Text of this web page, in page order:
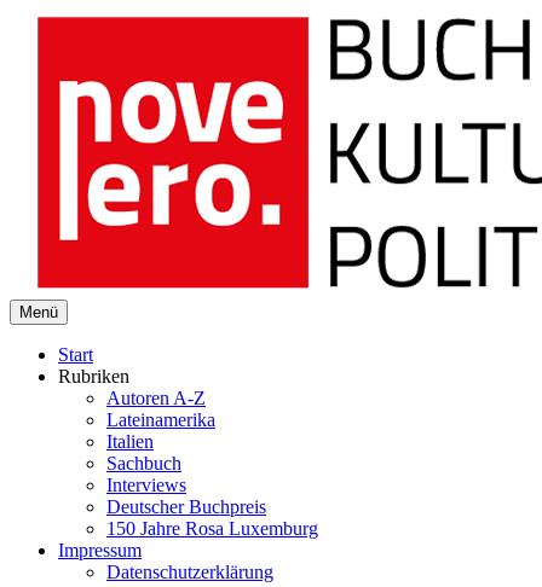
Buch Kultur Politik
Menü
Start
Rubriken
Autoren A-Z
Lateinamerika
Italien
Sachbuch
Interviews
Deutscher Buchpreis
150 Jahre Rosa Luxemburg
Impressum
Datenschutzerklärung